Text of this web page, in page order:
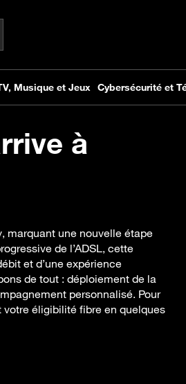
à
marquant une nouvelle étape
de l’ADSL, cette
et d’une expérience
de tout : déploiement de la
personnalisé. Pour
éligibilité fibre en quelques